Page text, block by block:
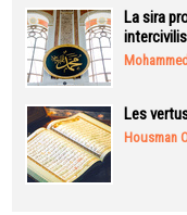
La sira
Les
Housman